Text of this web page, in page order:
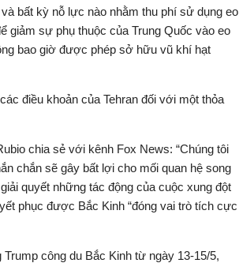
bất kỳ nỗ lực nào nhằm thu phí sử dụng eo
giảm sự phụ thuộc của Trung Quốc vào eo
bao giờ được phép sở hữu vũ khí hạt
điều khoản của Tehran đối với một thỏa
chia sẻ với kênh Fox News: “Chúng tôi
chắn sẽ gây bất lợi cho mối quan hệ song
quyết những tác động của cuộc xung đột
phục được Bắc Kinh “đóng vai trò tích cực
công du Bắc Kinh từ ngày 13-15/5,